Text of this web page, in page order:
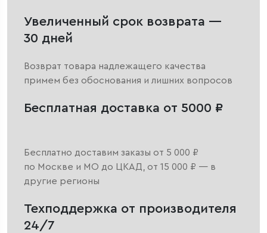
Увеличенный срок возврата —
30 дней
Возврат товара надлежащего качества
примем без обоснования и лишних вопросов
Бесплатная доставка от 5000 ₽
Бесплатно доставим заказы от 5 000 ₽
по Москве и МО до ЦКАД, от 15 000 ₽ — в
другие регионы
Техподдержка от производителя
24/7